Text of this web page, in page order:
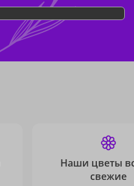
Наши цветы
свежие